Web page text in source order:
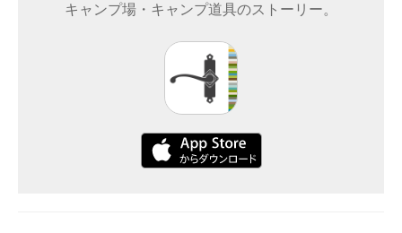
キャンプ場・キャンプ道具のストーリー。